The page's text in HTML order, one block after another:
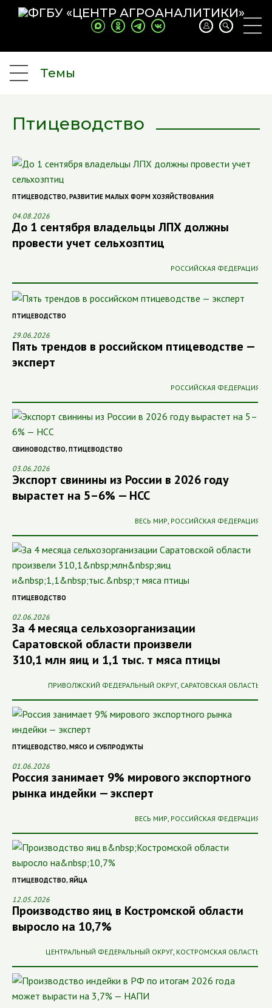
Темы
Птицеводство
ПТИЦЕВОДСТВО, РАЗВИТИЕ МАЛЫХ ФОРМ ХОЗЯЙСТВОВАНИЯ
04.08.2026
До 1 сентября владельцы ЛПХ должны
провести учет сельхозптиц
РОССИЙСКАЯ ФЕДЕРАЦИЯ
ПТИЦЕВОДСТВО
29.06.2026
Пять трендов в российском птицеводстве —
эксперт
РОССИЙСКАЯ ФЕДЕРАЦИЯ
СВИНОВОДСТВО, ПТИЦЕВОДСТВО
03.06.2026
Экспорт свинины из России в 2026 году
вырастет на 5–6% — НСС
ВЕСЬ МИР РОССИЙСКАЯ ФЕДЕРАЦИЯ
ПТИЦЕВОДСТВО
02.06.2026
За 4 месяца сельхозорганизации
Саратовской области произвели
310,1 млн яиц и 1,1 тыс. т мяса птицы
ПРИВОЛЖСКИЙ ФЕДЕРАЛЬНЫЙ ОКРУГ, САРАТОВСКАЯ ОБЛАСТЬ
ПТИЦЕВОДСТВО, МЯСО И СУБПРОДУКТЫ
01.06.2026
Россия занимает 9% мирового экспортного
рынка индейки — эксперт
ВЕСЬ МИР РОССИЙСКАЯ ФЕДЕРАЦИЯ
ПТИЦЕВОДСТВО, ЯЙЦА
12.05.2026
Производство яиц в Костромской области
выросло на 10,7%
ЦЕНТРАЛЬНЫЙ ФЕДЕРАЛЬНЫЙ ОКРУГ, КОСТРОМСКАЯ ОБЛАСТЬ